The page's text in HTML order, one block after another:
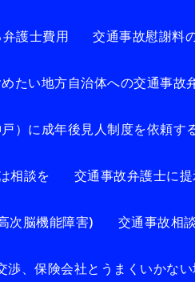
護士費用 交通事故慰謝料
たい地方自治体への交通事故
）に成年後見人制度を依頼す
相談を 交通事故弁護士に
次脳機能障害) 交通事故相
、保険会社とうまくいかない